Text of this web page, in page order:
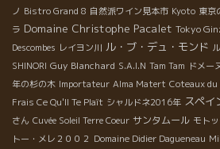
ノ Bistro Grand 8 自然派ワイン見本市 Kyoto 東京
ラ Domaine Christophe Pacalet Tokyo
Descombes レイヨン川 ル・ブ・デュ・モンド
SHINORI Guy Blanchard S.A.I.N Tam Tam ドメー
年の杉の木 Importateur Alma Matert Coteaux du
Frais Ce Qu'Il Te Plaît シャルドネ2016年 スペイ
さん Cuvée Soleil Terre Coeur サンタムール モト
トー・メレ２００２ Domaine Didier Dagueneau